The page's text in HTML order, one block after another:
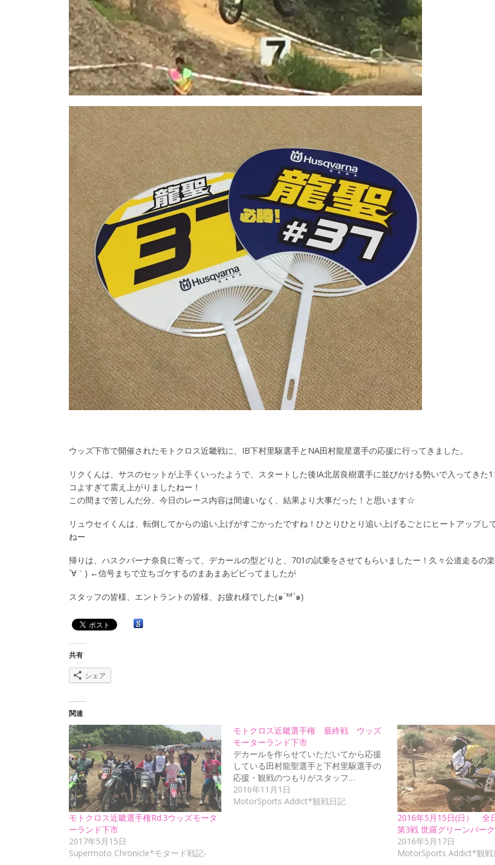
ウッズ下市で開催されたモトクロス近畿戦に、IB下村里駆選手とNA田村龍星選手の応援に行ってきました。
リクくんは、サスのセットが上手くいったようで、スタートした後IA北居良樹選手に並びかける勢いで入ってきた
コよすぎて震え上がりましたねー！
この間まで苦しんだ分、今日のレース内容は間違いなく、結果より大事だった！と思います☆
リュウセイくんは、転倒してからの追い上げがすごかったですね！ひとりひとり追い上げるごとにヒートアップし
ねー
帰りは、ハスクバーナ奈良に寄って、デカールの型どりと、701の試乗をさせてもらいましたー！久々公道走るの
´∀｀) ←信号まちで立ちゴケするのまあまあビビってましたが
スタッフの皆様、エントラントの皆様、お疲れ様でした(๑ ́ᄇ`๑)
共有
シェア
関連
モトクロス近畿選手権Rd.3ウッズモータ
ーランド下市
2017年5月15日
Supermoto Chronicle*モタード戦記-
モトクロス近畿選手権 最終戦 ウッズ
モーターランド下市
デカールを作らせていただいてから応援
している田村龍聖選手と下村里駆選手の
応援・観戦のつもりがスタッフ…
2016年11月1日
MotorSports Addict*観戦日記
2016年5月15日(日） 全
第3戦 世羅グリーンパー
2016年5月17日
MotorSports Addict*観戦